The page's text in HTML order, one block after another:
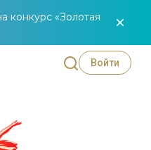
конкурс «Золотая
Войти